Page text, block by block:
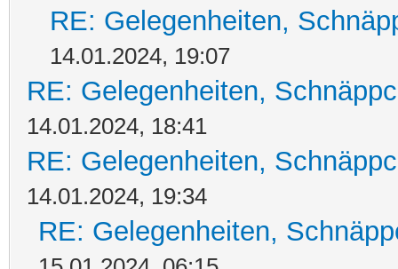
RE: Gelegenheiten,
14.01.2024, 19:07
RE: Gelegenheiten,
14.01.2024, 18:41
RE: Gelegenheiten,
14.01.2024, 19:34
RE: Gelegenheiten,